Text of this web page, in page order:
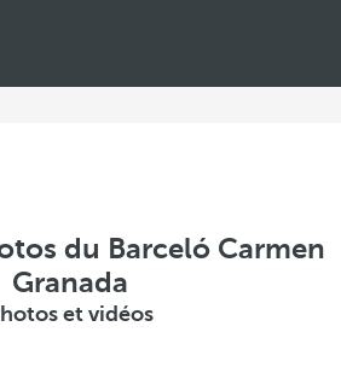
du Barceló Carmen
Granada
et vidéos